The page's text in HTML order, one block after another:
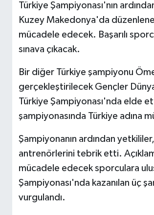
Türkiye Şampiyonası'nın
Kuzey Makedonya'da
mücadele edecek. Başarılı
sınava çıkacak.
Bir diğer Türkiye şampiyonu
gerçekleştirilecek Gençler
Türkiye Şampiyonası'nda elde
şampiyonasında Türkiye adına
Şampiyonanın ardından
antrenörlerini tebrik etti.
mücadele edecek sporculara
Şampiyonası'nda kazanılan üç
vurgulandı.